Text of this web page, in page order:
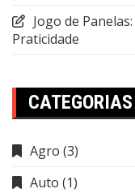
Jogo de
Praticidade
CATEGORIAS
Agro (3)
Auto (1)